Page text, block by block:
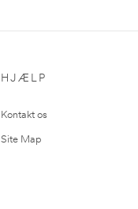
HJÆLP
Kontakt os
Site Map